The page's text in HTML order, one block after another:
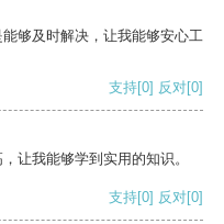
够及时解决，让我能够安心工
支持[0] 反对[0]
让我能够学到实用的知识。
支持[0] 反对[0]